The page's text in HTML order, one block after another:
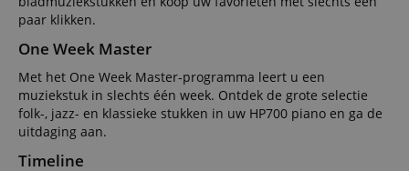
paar klikken.
One Week Master
Met het One Week Master-programma leert u een
muziekstuk in slechts één week. Ontdek de grote selectie
folk-, jazz- en klassieke stukken in uw HP700 piano en ga de
uitdaging aan.
Timeline